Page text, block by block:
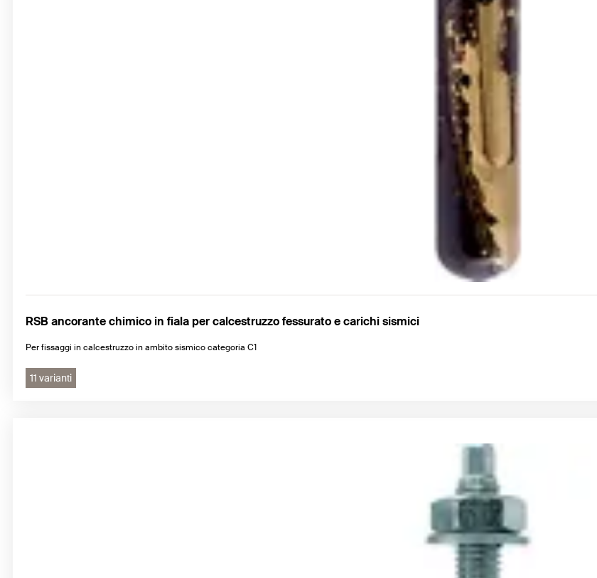
RSB ancorante chimico in fiala per calcestruzzo fessurato e carichi sismici
Per fissaggi in calcestruzzo in ambito sismico categoria C1
11 varianti